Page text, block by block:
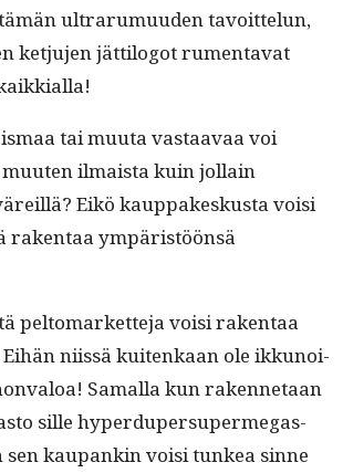
ultra­ru­muu­den tavoit­telun,
ketju­jen jät­til­o­got rumen­ta­vat
tai muu­ta vas­taavaa voi
ilmaista kuin jol­lain
Eikö kaup­pakeskus­ta voisi
rak­en­taa ympäristöön­sä
pel­tomar­ket­te­ja voisi rak­en­taa
Eihän niis­sä kuitenkaan ole ikkunoi­
Samal­la kun raken­netaan
sille hyper­duper­su­per­me­ga­s­
kau­pankin voisi tunkea sinne